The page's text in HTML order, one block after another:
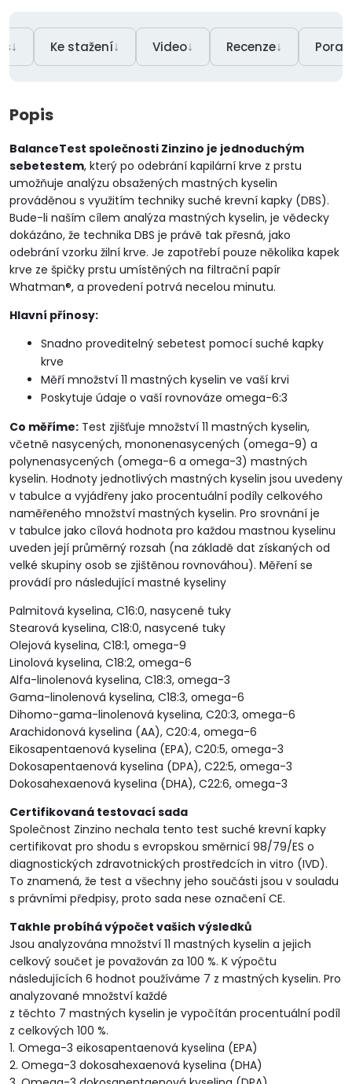
↓ Ke stažení↓ Video↓ Recenze↓
Popis
BalanceTest společnosti Zinzino je jednoduchým
sebetestem, který po odebrání kapilární krve z prstu
umožňuje analýzu obsažených mastných kyselin
prováděnou s využitím techniky suché krevní kapky (DBS).
Bude-li naším cílem analýza mastných kyselin, je vědecky
dokázáno, že technika DBS je právě tak přesná, jako
odebrání vzorku žilní krve. Je zapotřebí pouze několika kapek
krve ze špičky prstu umístěných na filtrační papír
Whatman®, a provedení potrvá necelou minutu.
Hlavní přínosy:
Snadno proveditelný sebetest pomocí suché kapky
krve
Měří množství 11 mastných kyselin ve vaší krvi
Poskytuje údaje o vaší rovnováze omega-6:3
Co měříme: Test zjišťuje množství 11 mastných kyselin,
včetně nasycených, mononenasycených (omega-9) a
polynenasycených (omega-6 a omega-3) mastných
kyselin. Hodnoty jednotlivých mastných kyselin jsou uvedeny
v tabulce a vyjádřeny jako procentuální podíly celkového
naměřeného množství mastných kyselin. Pro srovnání je
v tabulce jako cílová hodnota pro každou mastnou kyselinu
uveden její průměrný rozsah (na základě dat získaných od
velké skupiny osob se zjištěnou rovnováhou). Měření se
provádí pro následující mastné kyseliny
Palmitová kyselina, C16:0, nasycené tuky
Stearová kyselina, C18:0, nasycené tuky
Olejová kyselina, C18:1, omega-9
Linolová kyselina, C18:2, omega-6
Alfa-linolenová kyselina, C18:3, omega-3
Gama-linolenová kyselina, C18:3, omega-6
Dihomo-gama-linolenová kyselina, C20:3, omega-6
Arachidonová kyselina (AA), C20:4, omega-6
Eikosapentaenová kyselina (EPA), C20:5, omega-3
Dokosapentaenová kyselina (DPA), C22:5, omega-3
Dokosahexaenová kyselina (DHA), C22:6, omega-3
Certifikovaná testovací sada
Společnost Zinzino nechala tento test suché krevní kapky
certifikovat pro shodu s evropskou směrnicí 98/79/ES o
diagnostických zdravotnických prostředcích in vitro (IVD).
To znamená, že test a všechny jeho součásti jsou v souladu
s právními předpisy, proto sada nese označení CE.
Takhle probíhá výpočet vašich výsledků
Jsou analyzována množství 11 mastných kyselin a jejich
celkový součet je považován za 100 %. K výpočtu
následujících 6 hodnot používáme 7 z mastných kyselin. Pro
analyzované množství každé
z těchto 7 mastných kyselin je vypočítán procentuální podíl
z celkových 100 %.
1. Omega-3 eikosapentaenová kyselina (EPA)
2. Omega-3 dokosahexaenová kyselina (DHA)